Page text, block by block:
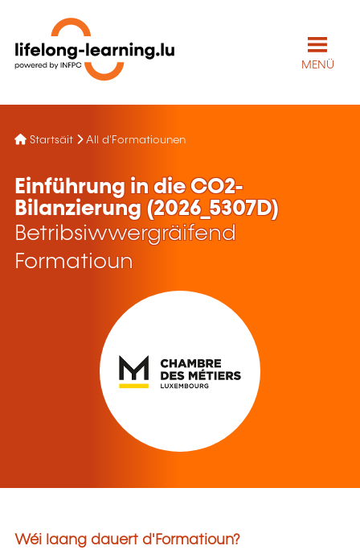
MENÜ
Startsäit All d'Formatiounen
Einführung in die CO2-
Bilanzierung (2026_5307D)
Betribsiwwergräifend
Formatioun
Wéi laang dauert d'Formatioun?